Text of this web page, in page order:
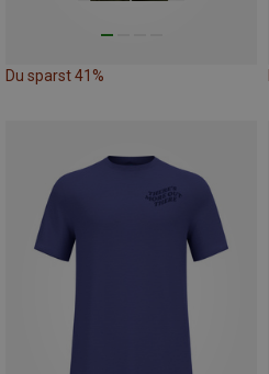
Du sparst 41%